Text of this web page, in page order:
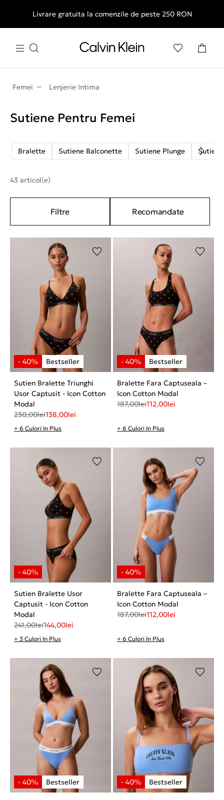
Livrare gratuita la comenzile de peste 250 RON
Femei Lenjerie Intima
Sutiene Pentru Femei
Bralette Sutiene Balconette Sutiene Plunge
43 articol(e)
Filtre Recomandate
Sutien Bralette Triunghi
Usor Captusit - Icon Cotton
Modal
230,00lei138,00lei
+ 6 Culori In Plus
Bralette Fara Captuseala –
Icon Cotton Modal
187,00lei112,00lei
+ 6 Culori In Plus
Sutien Bralette Usor
Captusit - Icon Cotton
Modal
241,00lei144,00lei
+ 3 Culori In Plus
Bralette Fara Captuseala –
Icon Cotton Modal
187,00lei112,00lei
+ 6 Culori In Plus